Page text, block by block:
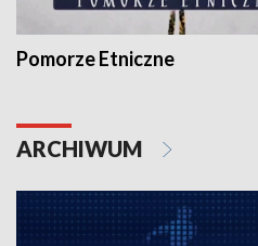
Pomorze Etniczne
ARCHIWUM